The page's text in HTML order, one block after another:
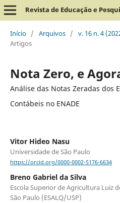
Revista de Educação e
Início / Arquivos / v. 16 n. 4
Artigos
Nota Zero, e
Análise das Notas Zeradas dos
Contábeis no ENADE
Vitor Hideo Nasu
Universidade de São Paulo
https://orcid.org/0000-0002-5176-6634
Breno Gabriel da Silva
Escola Superior de Agricultura Luiz
São Paulo (ESALQ/USP)